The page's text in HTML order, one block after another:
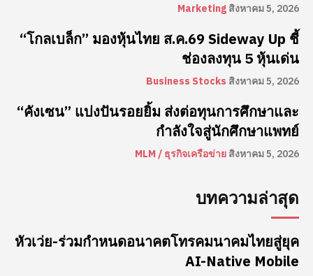
Marketingสิงหาคม 5, 2026
“โกลเบล็ก” มองหุ้นไทย ส.ค.69 Sideway Up ชี้
ช่องลงทุน 5 หุ้นเด่น
Business Stocks สิงหาคม 5, 2026
“คังเซน” แบ่งปันรอยยิ้ม ส่งต่อทุนการศึกษาและ
กำลังใจสู่นักศึกษาแพทย์
MLM / ธุรกิจเครือข่ายสิงหาคม 5, 2026
บทความล่าสุด
หัวเว่ย-ร่วมกำหนดอนาคตโทรคมนาคมไทยสู่ยุค
AI-Native Mobile